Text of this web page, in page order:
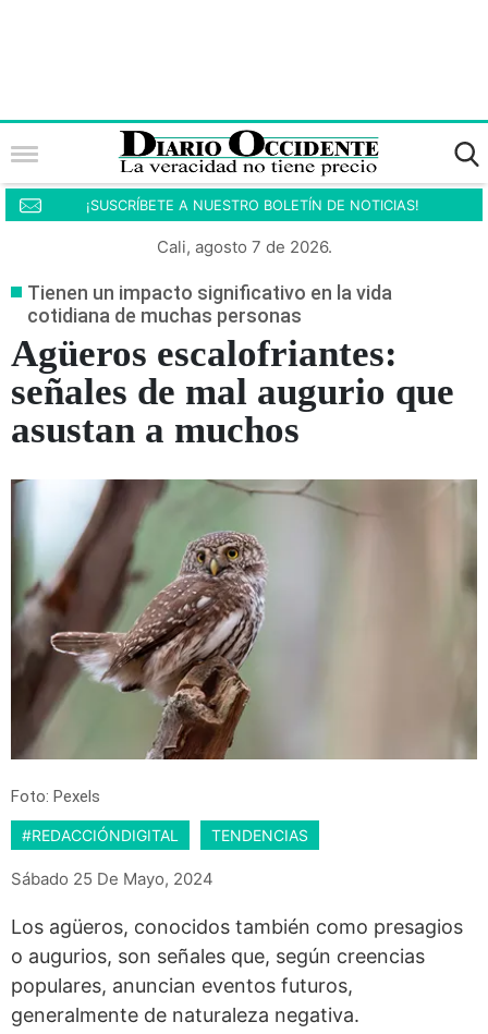
¡SUSCRÍBETE A NUESTRO BOLETÍN DE NOTICIAS!
Cali, agosto 7 de 2026.
Tienen un impacto significativo en la vida
cotidiana de muchas personas
Agüeros escalofriantes:
señales de mal augurio que
asustan a muchos
Foto: Pexels
#REDACCIÓNDIGITAL TENDENCIAS
Sábado 25 De Mayo, 2024
Los agüeros, conocidos también como presagios
o augurios, son señales que, según creencias
populares, anuncian eventos futuros,
generalmente de naturaleza negativa.